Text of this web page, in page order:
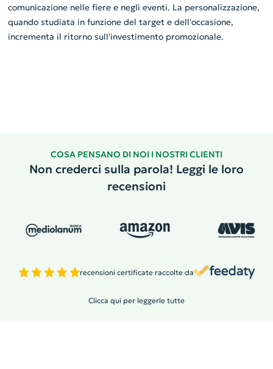
comunicazione nelle fiere e negli eventi. La personalizzazione,
quando studiata in funzione del target e dell'occasione,
incrementa il ritorno sull'investimento promozionale.
COSA PENSANO DI NOI I NOSTRI CLIENTI
Non crederci sulla parola! Leggi le loro
recensioni
recensioni certificate raccolte da
Clicca qui per leggerle tutte